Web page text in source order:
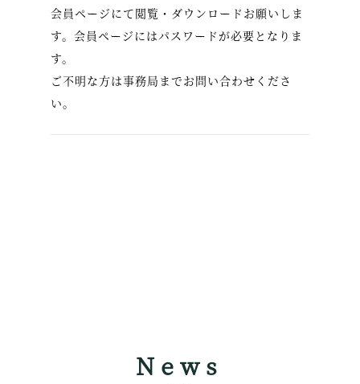
会員ページにて閲覧・ダウンロードお願いしま
す。会員ページにはパスワードが必要となりま
す。
ご不明な方は事務局までお問い合わせくださ
い。
News